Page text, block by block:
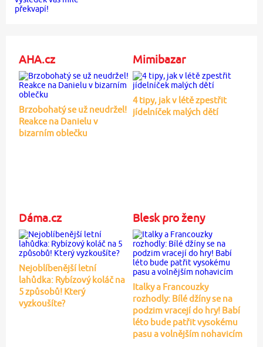
AHA.cz
Brzobohatý se už neudržel!
Reakce na Danielu v
bizarním oblečku
Mimibazar
4 tipy, jak v létě zpestřit
jídelníček malých dětí
Dáma.cz
Nejoblíbenější letní
lahůdka: Rybízový koláč na
5 způsobů! Který
vyzkoušíte?
Blesk pro ženy
Italky a Francouzky
rozhodly: Bílé džíny se na
podzim vracejí do hry! Babí
léto bude patřit vysokému
pasu a volnějším nohavicím